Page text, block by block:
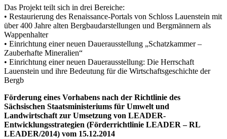
Das Projekt teilt sich in drei Bereiche:
• Restaurierung des Renaissance-Portals von Schloss Lauenstein mit
über 400 Jahre alten Bergbaudarstellungen und Bergmännern als
Wappenhalter
• Einrichtung einer neuen Dauerausstellung „Schatzkammer –
Zauberhafte Mineralien“
• Einrichtung einer neuen Dauerausstellung: Die Herrschaft
Lauenstein und ihre Bedeutung für die Wirtschaftsgeschichte der
Bergb
Förderung eines Vorhabens nach der Richtlinie des
Sächsischen Staatsministeriums für Umwelt und
Landwirtschaft zur Umsetzung von LEADER-
Entwicklungsstrategien (Förderrichtlinie LEADER – RL
LEADER/2014) vom 15.12.2014